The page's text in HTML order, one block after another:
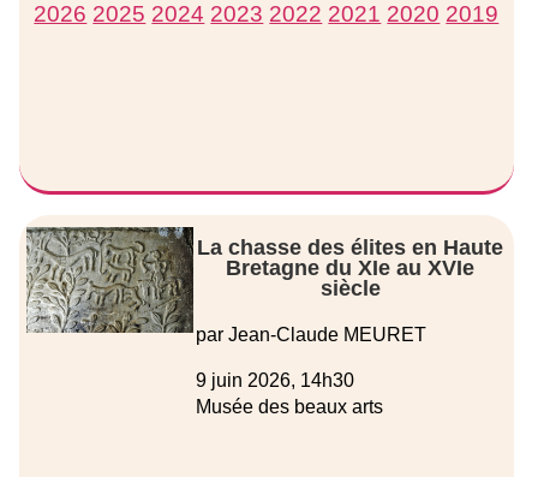
2026 2025 2024 2023 2022 2021 2020 2019
La chasse des élites en Haute
Bretagne du XIe au XVIe
siècle
par Jean-Claude MEURET
9 juin 2026, 14h30
Musée des beaux arts